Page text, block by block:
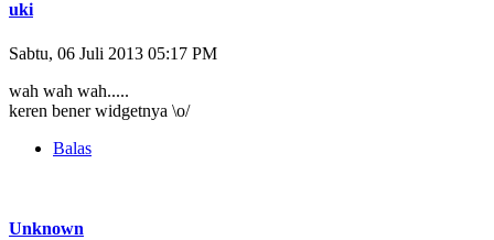
uki
Sabtu, 06 Juli 2013 05:17 PM
wah wah wah.....
keren bener widgetnya \o/
Balas
Unknown